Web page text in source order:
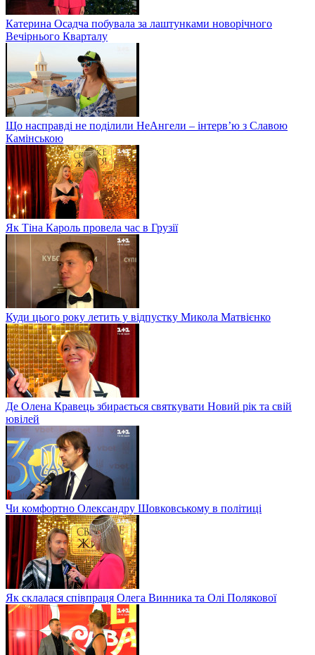
Катерина Осадча побувала за лаштунками новорічного
Вечірнього Кварталу
Що насправді не поділили НеАнгели – інтерв’ю з Славою
Камінською
Як Тіна Кароль провела час в Грузії
Куди цього року летить у відпустку Микола Матвієнко
Де Олена Кравець збирається святкувати Новий рік та свій
ювілей
Чи комфортно Олександру Шовковському в політиці
Як склалася співпраця Олега Винника та Олі Полякової